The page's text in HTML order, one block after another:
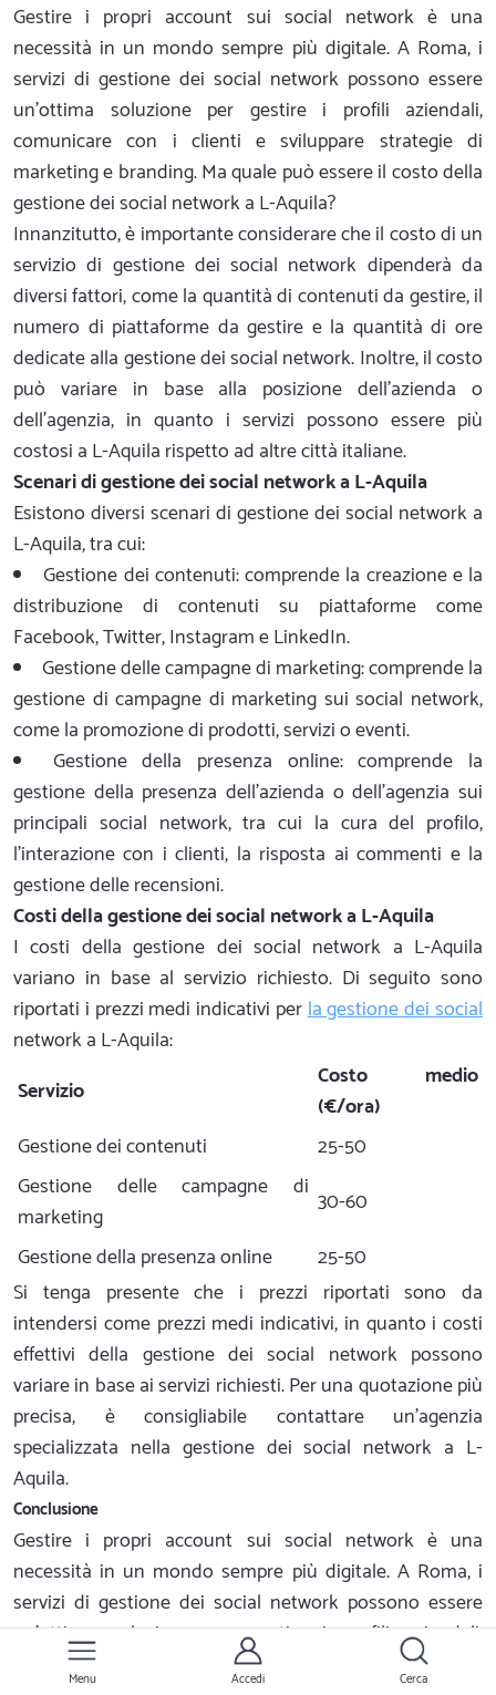
Gestire i propri account sui social network è una
necessità in un mondo sempre più digitale. A Roma, i
servizi di gestione dei social network possono essere
un'ottima soluzione per gestire i profili aziendali,
comunicare con i clienti e sviluppare strategie di
marketing e branding. Ma quale può essere il costo della
gestione dei social network a L-Aquila?
Innanzitutto, è importante considerare che il costo di un
servizio di gestione dei social network dipenderà da
diversi fattori, come la quantità di contenuti da gestire, il
numero di piattaforme da gestire e la quantità di ore
dedicate alla gestione dei social network. Inoltre, il costo
può variare in base alla posizione dell'azienda o
dell'agenzia, in quanto i servizi possono essere più
costosi a L-Aquila rispetto ad altre città italiane.
Scenari di gestione dei social network a L-Aquila
Esistono diversi scenari di gestione dei social network a
L-Aquila, tra cui:
Gestione dei contenuti: comprende la creazione e la
distribuzione di contenuti su piattaforme come
Facebook, Twitter, Instagram e LinkedIn.
Gestione delle campagne di marketing: comprende la
gestione di campagne di marketing sui social network,
come la promozione di prodotti, servizi o eventi.
Gestione della presenza online: comprende la
gestione della presenza dell'azienda o dell'agenzia sui
principali social network, tra cui la cura del profilo,
l'interazione con i clienti, la risposta ai commenti e la
gestione delle recensioni.
Costi della gestione dei social network a L-Aquila
I costi della gestione dei social network a L-Aquila
variano in base al servizio richiesto. Di seguito sono
riportati i prezzi medi indicativi perla gestione dei social
network a L-Aquila:
Servizio
Costo medio
(€/ora)
Gestione dei contenuti
25-50
Gestione delle campagne di
marketing
30-60
Gestione della presenza online
25-50
Si tenga presente che i prezzi riportati sono da
intendersi come prezzi medi indicativi, in quanto i costi
effettivi della gestione dei social network possono
variare in base ai servizi richiesti. Per una quotazione più
precisa, è consigliabile contattare un'agenzia
specializzata nella gestione dei social network a L-
Aquila.
Conclusione
Gestire i propri account sui social network è una
necessità in un mondo sempre più digitale. A Roma, i
servizi di gestione dei social network possono essere
un'ottima soluzione per gestire i profili aziendali,
comunicare con i clienti e sviluppare strategie di
Menu Accedi Cerca